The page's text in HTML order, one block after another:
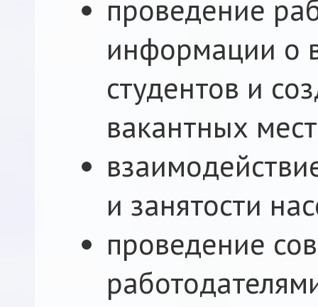
проведение
информации о
студентов и
вакантных
и занятости
проведение